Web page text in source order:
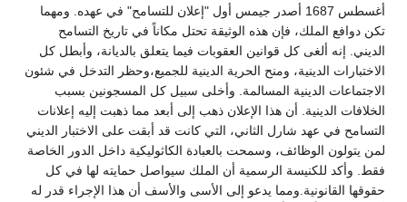
أغسطس 1687 أصدر جيمس أول "إعلان للتسامح" في عهده. ومهما
تكن دوافع الملك، فإن هذه الوثيقة تحتل مكاناً في تاريخ التسامح
الديني. إنه ألغى كل قوانين العقوبات فيما يتعلق بالديانة، وأبطل كل
الاختبارات الدينية، ومنح الحرية الدينية للجميع،وحظر التدخل في شئون
الاجتماعات الدينية المسالمة. وأخلى سبيل كل المسجونين بسبب
الخلافات الدينية. أن هذا الإعلان ذهب إلى أبعد مما ذهبت إليه إعلانات
التسامح في عهد شارل الثاني، التي كانت قد أبقت على الاختبار الديني
لمن يتولون الوظائف، وسمحت بالعبادة الكاثوليكية داخل الدور الخاصة
فقط. وأكد للكنيسة الرسمية أن الملك سيواصل حمايته لها في كل
حقوقها القانونية.ومما يدعو إلى الأسى والأسف أن هذا الإجراء قدر له